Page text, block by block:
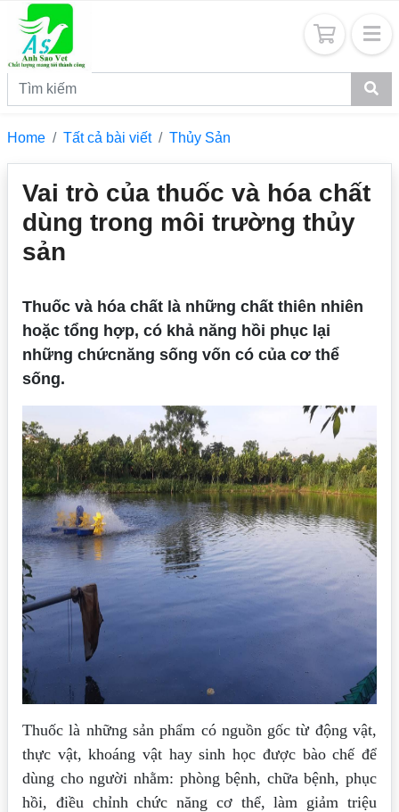
Home Tất cả bài viết Thủy Sản
Vai trò của thuốc và hóa chất
dùng trong môi trường thủy
sản
Thuốc và hóa chất là những chất thiên nhiên
hoặc tổng hợp, có khả năng hồi phục lại
những chứcnăng sống vốn có của cơ thể
sống.
Thuốc là những sản phẩm có nguồn gốc từ động vật,
thực vật, khoáng vật hay sinh học được bào chế để
dùng cho người nhằm: phòng bệnh, chữa bệnh, phục
hồi, điều chỉnh chức năng cơ thể, làm giảm triệu